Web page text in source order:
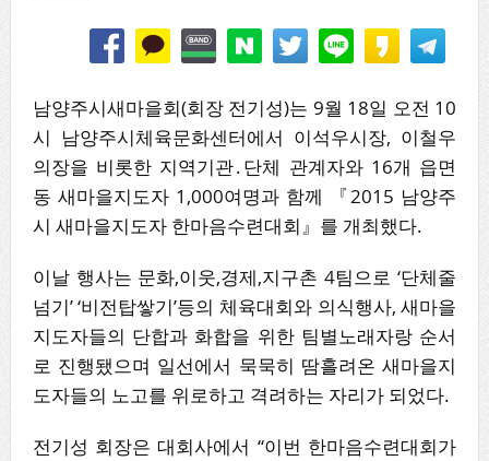
남양주시새마을회(회장 전기성)는 9월 18일 오전 10
시 남양주시체육문화센터에서 이석우시장, 이철우
의장을 비롯한 지역기관․단체 관계자와 16개 읍면
동 새마을지도자 1,000여명과 함께 『2015 남양주
시 새마을지도자 한마음수련대회』를 개최했다.
이날 행사는 문화,이웃,경제,지구촌 4팀으로 ‘단체줄
넘기’ ‘비전탑쌓기’등의 체육대회와 의식행사, 새마을
지도자들의 단합과 화합을 위한 팀별노래자랑 순서
로 진행됐으며 일선에서 묵묵히 땀흘려온 새마을지
도자들의 노고를 위로하고 격려하는 자리가 되었다.
전기성 회장은 대회사에서 “이번 한마음수련대회가